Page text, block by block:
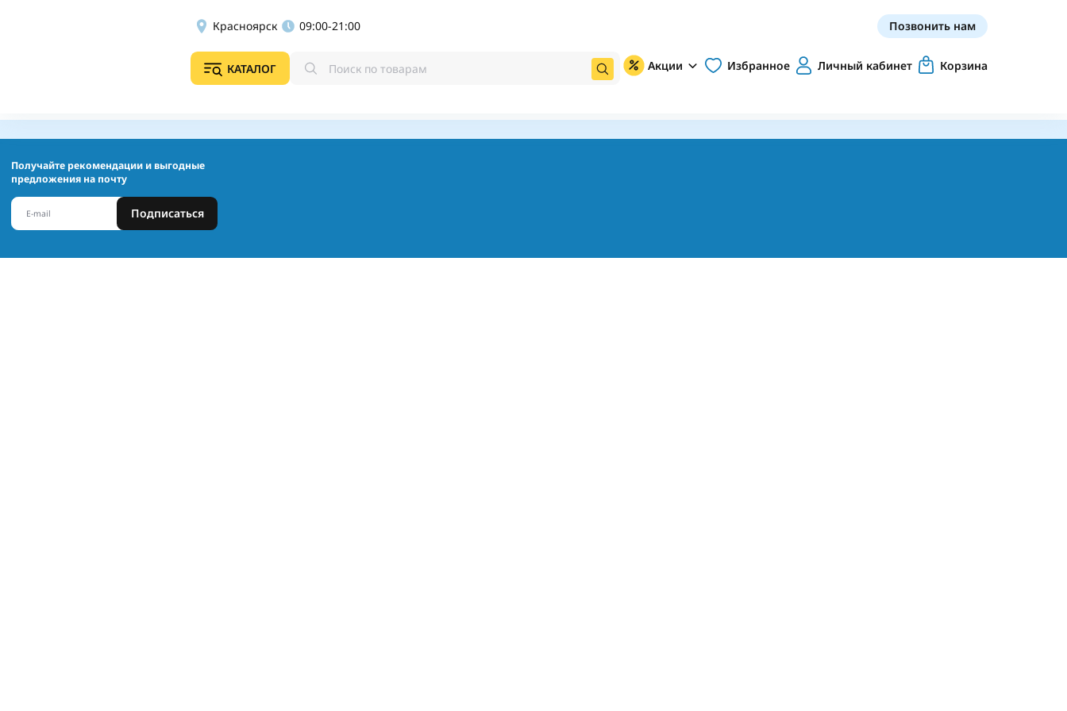
Красноярск 09:00-21:00 Позвонить нам
КАТАЛОГ Акции Избранное Личный кабинет Корзина
Получайте рекомендации и выгодные
предложения на почту
Подписаться